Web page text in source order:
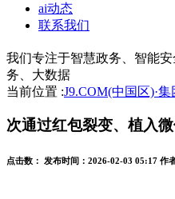
ai动态
联系我们
我们专注于智慧政务、智能
务、大数据
当前位置 :J9.COM(中国区)·集
次通过红包裂变、植入
点击数： 发布时间： 2026-02-03 05:17 作